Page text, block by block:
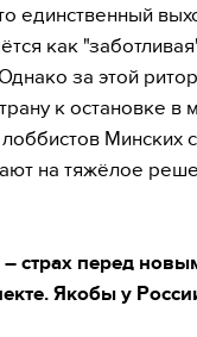
единственный
как
за этой
к остановке в
Минских
на тяжёлое
страх перед
Якобы у